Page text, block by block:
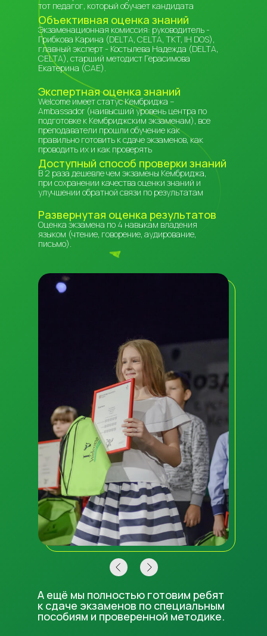
Экспертная оценка знаний
Welcome имеет статус Кембриджа –
Ambassador (наивысший уровень центра по
подготовке к Кембриджским экзаменам), все
преподаватели прошли обучение как
правильно готовить к сдаче экзаменов, как
проводить их и как проверять
Объективная оценка знаний
Экзаменационная комиссия: руководитель -
Грибкова Карина (DELTA, CELTA, TKT, IH DOS),
главный эксперт - Костылева Надежда (DELTA,
CELTA), старший методист Герасимова
Екатерина (CAE).
Доступный способ проверки знаний
В 2 раза дешевле чем экзамены Кембриджа,
при сохранении качества оценки знаний и
улучшении обратной связи по результатам
Развернутая оценка результатов
Оценка экзамена по 4 навыкам владения
языком (чтение, говорение, аудирование,
письмо).
тот педагог, который обучает кандидата
А ещё мы полностью готовим ребят
к сдаче экзаменов по специальным
пособиям и проверенной методике.